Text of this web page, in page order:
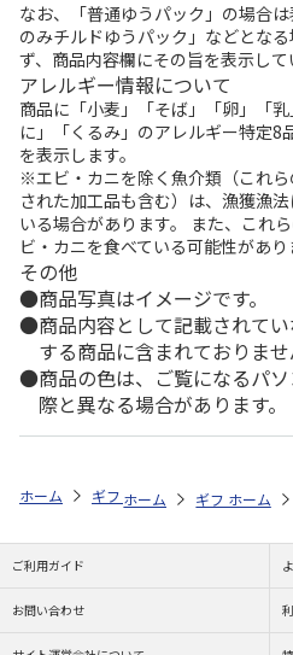
なお、「普通ゆうパック」の場合
のみチルドゆうパック」などとな
ず、商品内容欄にその旨を表示して
アレルギー情報について
商品に「小麦」「そば」「卵」「
に」「くるみ」のアレルギー特定8
を表示します。
※エビ・カニを除く魚介類（これ
された加工品も含む）は、漁獲漁
いる場合があります。 また、これ
ビ・カニを食べている可能性があり
その他
商品写真はイメージです。
商品内容として記載されて
する商品に含まれておりませ
商品の色は、ご覧になるパ
際と異なる場合があります。
ホーム ギフトストア お中元・夏
ホーム ギフトストア
ホーム
ご利用ガイド
お問い合わせ